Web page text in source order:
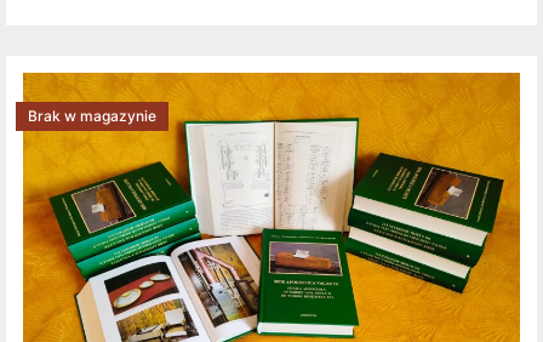
Brak w magazynie